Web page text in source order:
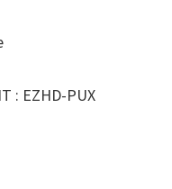
: EZHD-PUX